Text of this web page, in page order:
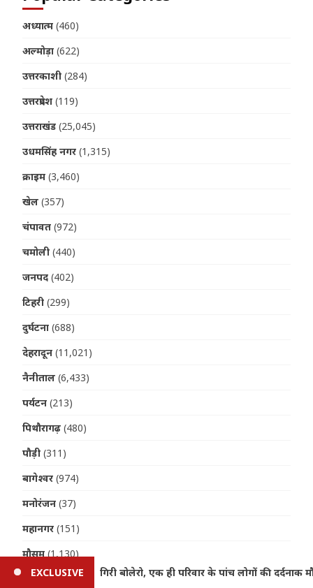
अध्यात्म (460)
अल्मोड़ा (622)
उत्तरकाशी (284)
उत्तरप्रदेश (119)
उत्तराखंड (25,045)
उधमसिंह नगर (1,315)
क्राइम (3,460)
खेल (357)
चंपावत (972)
चमोली (440)
जनपद (402)
टिहरी (299)
दुर्घटना (688)
देहरादून (11,021)
नैनीताल (6,433)
पर्यटन (213)
पिथौरागढ़ (480)
पौड़ी (311)
बागेश्वर (974)
मनोरंजन (37)
महानगर (151)
मौसम(1,130)
यात्रा(412)
EXCLUSIVE
दर्दनाक मौत Haldwani News: गौला नदी में डूबने से 15